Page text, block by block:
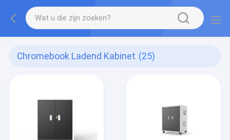
Chromebook Ladend Kabinet (25)